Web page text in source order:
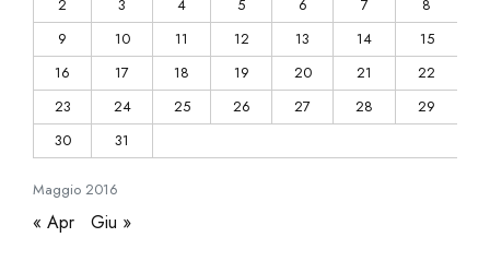
Maggio 2016
2
3 4 5 6 7
8
9
10 11 12 13 14
15
16
17 18 19 20 21
22
23
24 25 26 27 28
29
30
31
« Apr Giu »